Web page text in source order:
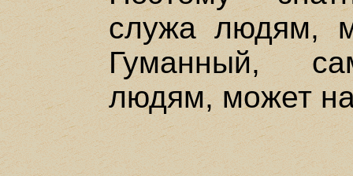
служа людям,
Гуманный,
людям, может